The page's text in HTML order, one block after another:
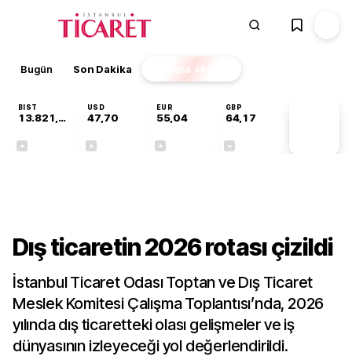
Bugün Son Dakika Finans EKSTRA
BIST
13.821,48
USD
47,70
EUR
55,04
GBP
64,17
Dış ticaretin 2026 rotası çizildi
İstanbul Ticaret Odası Toptan ve Dış Ticaret
Meslek Komitesi Çalışma Toplantısı’nda, 2026
yılında dış ticaretteki olası gelişmeler ve iş
dünyasının izleyeceği yol değerlendirildi.